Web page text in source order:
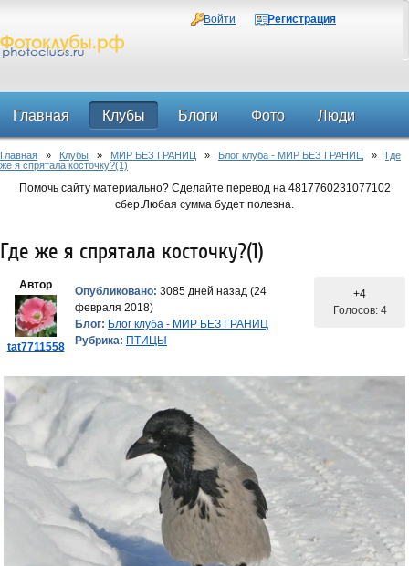
Войти Регистрация
Главная Клубы Блоги Фото Люди
Форум
Главная » Клубы » МИР БЕЗ ГРАНИЦ » Блог клуба - МИР БЕЗ ГРАНИЦ » Где
же я спрятала косточку?(1)
Помочь сайту материально? Сделайте перевод на 4817760231077102
сбер.Любая сумма будет полезна.
Где же я спрятала косточку?(1)
Автор
tat7711558
Опубликовано: 3085 дней назад (24
февраля 2018)
Блог: Блог клуба - МИР БЕЗ ГРАНИЦ
Рубрика: ПТИЦЫ
+4
Голосов: 4